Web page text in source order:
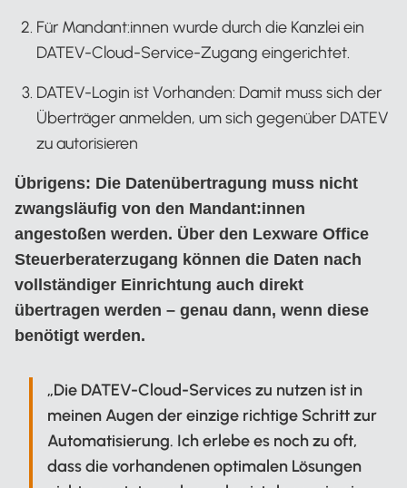
Für Mandant:innen wurde durch die Kanzlei ein
DATEV-Cloud-Service-Zugang eingerichtet.
DATEV-Login ist Vorhanden: Damit muss sich der
Überträger anmelden, um sich gegenüber DATEV
zu autorisieren
Übrigens: Die Datenübertragung muss nicht
zwangsläufig von den Mandant:innen
angestoßen werden. Über den Lexware Office
Steuerberaterzugang können die Daten nach
vollständiger Einrichtung auch direkt
übertragen werden – genau dann, wenn diese
benötigt werden.
„Die DATEV-Cloud-Services zu nutzen ist in
meinen Augen der einzige richtige Schritt zur
Automatisierung. Ich erlebe es noch zu oft,
dass die vorhandenen optimalen Lösungen